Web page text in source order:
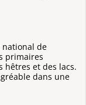
national de
primaires
hêtres et des lacs.
dans une